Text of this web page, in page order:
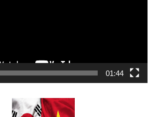
01:44